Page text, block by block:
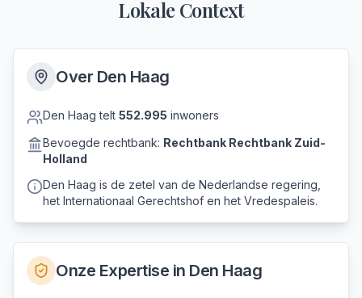
Lokale Context
Over Den Haag
Den Haag telt 552.995 inwoners
Bevoegde rechtbank: Rechtbank Rechtbank Zuid-
Holland
Den Haag is de zetel van de Nederlandse regering,
het Internationaal Gerechtshof en het Vredespaleis.
Onze Expertise in Den Haag